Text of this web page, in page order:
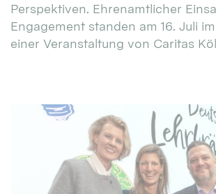
Perspektiven. Ehrenamtlicher
Engagement standen am 16. Juli
einer Veranstaltung von Caritas